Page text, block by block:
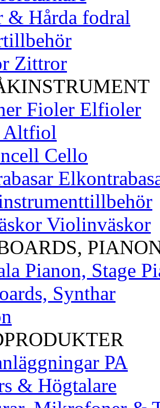
& Hårda fodral
Zittror
Fioler Elfioler
Altfiol
Cello
Violinväskor
Pianon, Stage
Synthar
PA
& Högtalare